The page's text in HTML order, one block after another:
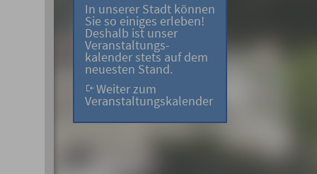
In unserer Stadt können
Sie so einiges erleben!
Deshalb ist unser
Veranstaltungs-
kalender stets auf dem
neuesten Stand.
Weiter zum
Veranstaltungskalender